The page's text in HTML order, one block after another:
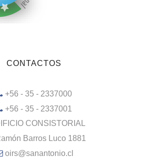
CONTACTOS
+56 - 35 - 2337000
+56 - 35 - 2337001
CONSISTORIAL
Barros Luco 1881
oirs@sanantonio.cl